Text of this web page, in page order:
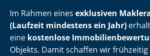
Im Rahmen eines exklusiven
(Laufzeit mindestens ein Jahr)
eine kostenlose
Objekts. Damit schaffen wir